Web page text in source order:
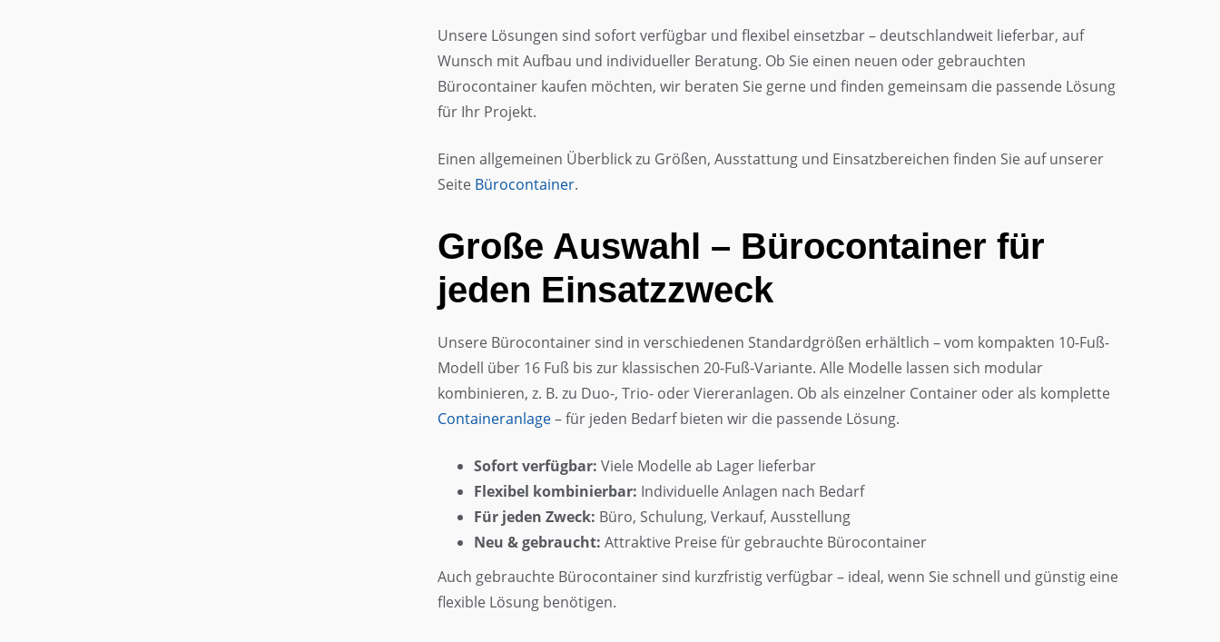
Unsere Lösungen sind sofort verfügbar und flexibel einsetzbar – deutschlandweit lieferbar, auf
Wunsch mit Aufbau und individueller Beratung. Ob Sie einen neuen oder gebrauchten
Bürocontainer kaufen möchten, wir beraten Sie gerne und finden gemeinsam die passende Lösung
für Ihr Projekt.
Einen allgemeinen Überblick zu Größen, Ausstattung und Einsatzbereichen finden Sie auf unserer
Seite Bürocontainer.
Große Auswahl – Bürocontainer für
jeden Einsatzzweck
Unsere Bürocontainer sind in verschiedenen Standardgrößen erhältlich – vom kompakten 10-Fuß-
Modell über 16 Fuß bis zur klassischen 20-Fuß-Variante. Alle Modelle lassen sich modular
kombinieren, z. B. zu Duo-, Trio- oder Viereranlagen. Ob als einzelner Container oder als komplette
Containeranlage– für jeden Bedarf bieten wir die passende Lösung.
Sofort verfügbar: Viele Modelle ab Lager lieferbar
Flexibel kombinierbar: Individuelle Anlagen nach Bedarf
Für jeden Zweck: Büro, Schulung, Verkauf, Ausstellung
Neu & gebraucht: Attraktive Preise für gebrauchte Bürocontainer
Auch gebrauchte Bürocontainer sind kurzfristig verfügbar – ideal, wenn Sie schnell und günstig eine
flexible Lösung benötigen.